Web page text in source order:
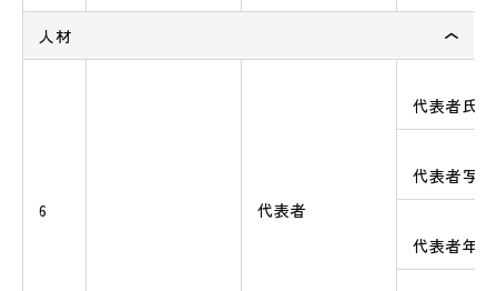
人材
6 代表者
代表者氏名
代表者写真
代表者年齢